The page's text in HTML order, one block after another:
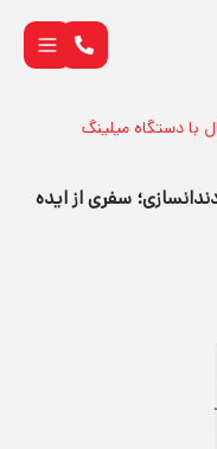
با دستگاه میلینگ
سفری از ایده